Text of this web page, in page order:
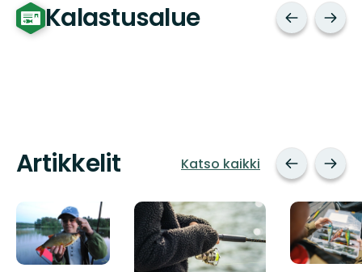
Kalastusalue
Artikkelit Katso kaikki